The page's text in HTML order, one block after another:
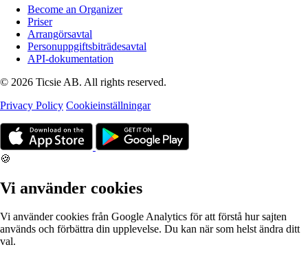
Become an Organizer
Priser
Arrangörsavtal
Personuppgiftsbiträdesavtal
API-dokumentation
© 2026 Ticsie AB. All rights reserved.
Privacy Policy Cookieinställningar
🍪
Vi använder cookies
Vi använder cookies från Google Analytics för att förstå hur sajten
används och förbättra din upplevelse. Du kan när som helst ändra ditt
val.